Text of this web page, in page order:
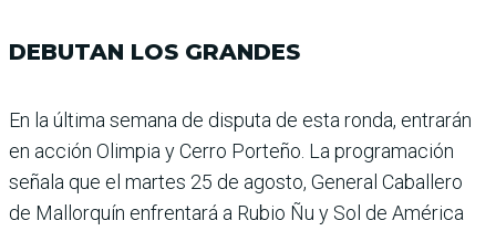
DEBUTAN LOS GRANDES
En la última semana de dis­puta de esta ronda, entrarán
en acción Olimpia y Cerro Porteño. La programación
señala que el martes 25 de agosto, General Caballero
de Mallorquín enfrentará a Rubio Ñu y Sol de América